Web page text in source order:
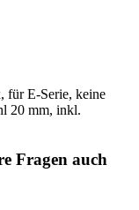
für E-Serie, keine
20 mm, inkl.
Fragen auch